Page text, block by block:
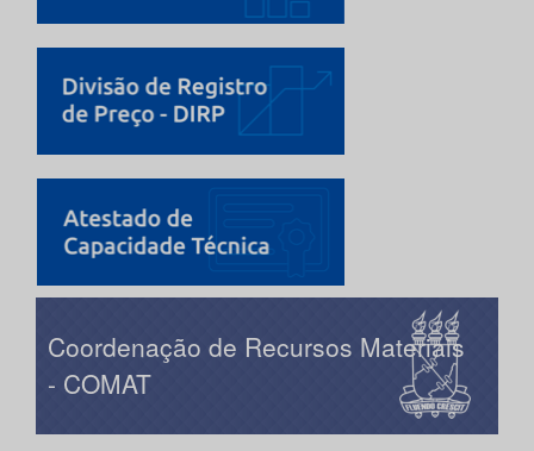
Coordenação de Recursos Materiais
- COMAT